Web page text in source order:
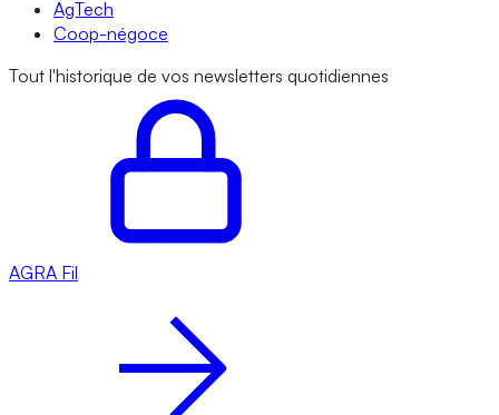
AgTech
Coop-négoce
Tout l'historique de vos newsletters quotidiennes
AGRA Fil